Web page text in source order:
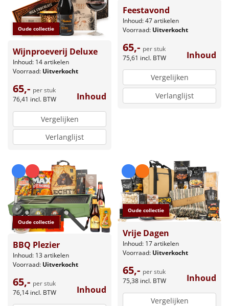
Oude collectie
Wijnproeverij Deluxe
Inhoud: 14 artikelen
Voorraad: Uitverkocht
65,- per stuk
76,41 incl. BTW Inhoud
Vergelijken
Verlanglijst
Feestavond
Inhoud: 47 artikelen
Voorraad: Uitverkocht
65,- per stuk
75,61 incl. BTW Inhoud
Vergelijken
Verlanglijst
Oude collectie
BBQ Plezier
Inhoud: 13 artikelen
Voorraad: Uitverkocht
65,- per stuk
76,14 incl. BTW Inhoud
Oude collectie
Vrije Dagen
Inhoud: 17 artikelen
Voorraad: Uitverkocht
65,- per stuk
75,38 incl. BTW Inhoud
Vergelijken